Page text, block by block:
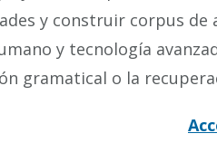
y construir corpus de
y tecnología
gramatical o la